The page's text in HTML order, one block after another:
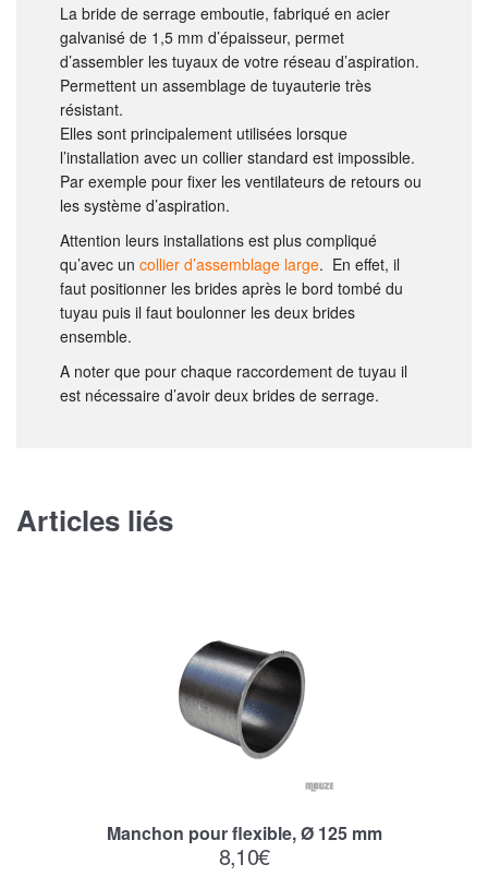
La bride de serrage emboutie, fabriqué en acier
galvanisé de 1,5 mm d’épaisseur, permet
d’assembler les tuyaux de votre réseau d’aspiration.
Permettent un assemblage de tuyauterie très
résistant.
Elles sont principalement utilisées lorsque
l’installation avec un collier standard est impossible.
Par exemple pour fixer les ventilateurs de retours ou
les système d’aspiration.
Attention leurs installations est plus compliqué
qu’avec un collier d’assemblage large. En effet, il
faut positionner les brides après le bord tombé du
tuyau puis il faut boulonner les deux brides
ensemble.
A noter que pour chaque raccordement de tuyau il
est nécessaire d’avoir deux brides de serrage.
Articles liés
Manchon pour flexible, Ø 125 mm
8,10€